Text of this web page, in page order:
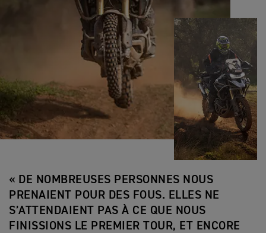
« DE NOMBREUSES PERSONNES NOUS
PRENAIENT POUR DES FOUS. ELLES NE
S’ATTENDAIENT PAS À CE QUE NOUS
FINISSIONS LE PREMIER TOUR, ET ENCORE